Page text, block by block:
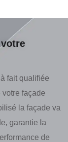
fait qualifiée
votre façade
la façade va
garantie la
de